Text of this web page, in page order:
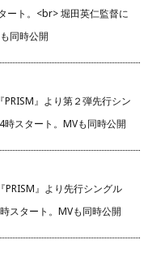
ート。<br> 堀田英仁監督に
同時公開
』より第２弾先行シン
スタート。MVも同時公開
』より先行シングル
時スタート。MVも同時公開